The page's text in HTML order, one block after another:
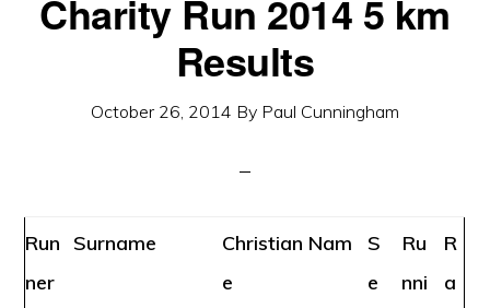
Charity Run 2014 5 km
Results
October 26, 2014 By Paul Cunningham
Run
ner
Surname
Christian Nam
e
S
e
Ru
nni
R
a